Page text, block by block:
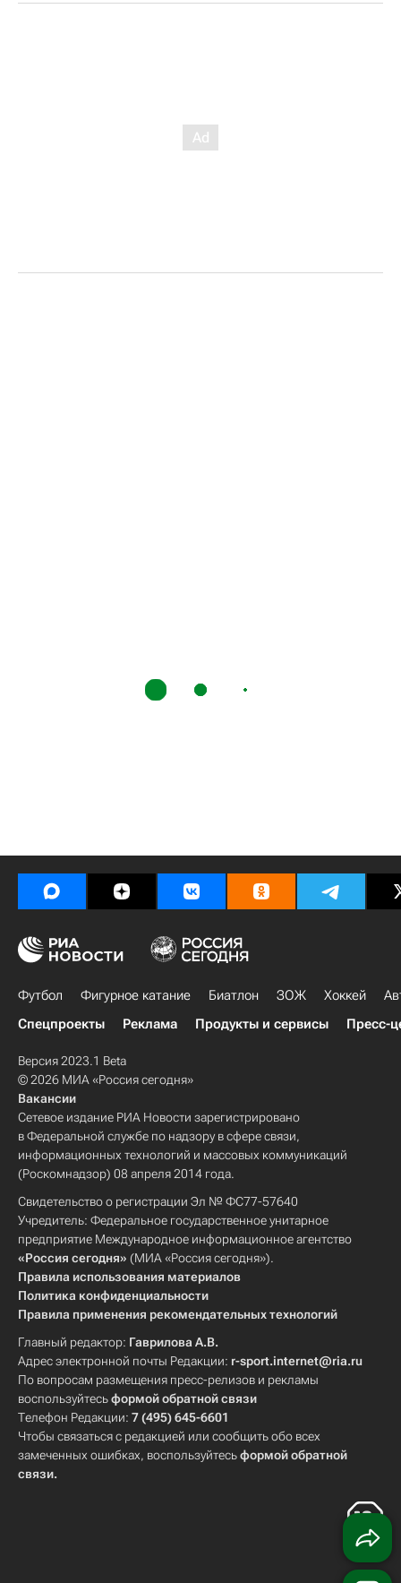
Футбол Фигурное катание Биатлон ЗОЖ Хоккей
Спецпроекты
Реклама Продукты и сервисы Пресс-
Версия 2023.1 Beta
© 2026 МИА «Россия сегодня»
Вакансии
Сетевое издание РИА Новости зарегистрировано
в Федеральной службе по надзору в сфере связи,
информационных технологий и массовых коммуникаций
(Роскомнадзор) 08 апреля 2014 года.
Свидетельство о регистрации Эл № ФС77-57640
Учредитель: Федеральное государственное унитарное
предприятие Международное информационное агентство
«Россия сегодня» (МИА «Россия сегодня»).
Правила использования материалов
Политика конфиденциальности
Правила применения рекомендательных технологий
Главный редактор: Гаврилова А.В.
Адрес электронной почты Редакции: r-sport.internet@ria.ru
По вопросам размещения пресс-релизов и рекламы
воспользуйтесьформой обратной связи
Телефон Редакции: 7 (495) 645-6601
Чтобы связаться с редакцией или сообщить обо всех
замеченных ошибках, воспользуйтесьформой обратной
связи.